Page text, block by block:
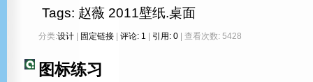
Tags: 赵薇 2011壁纸.桌面
分类:设计 | 固定链接 | 评论: 1 | 引用: 0 | 查看次数: 5428
图标练习